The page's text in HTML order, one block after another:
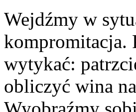
Wejdźmy w
kompromitacja.
wytykać:
obliczyć wina